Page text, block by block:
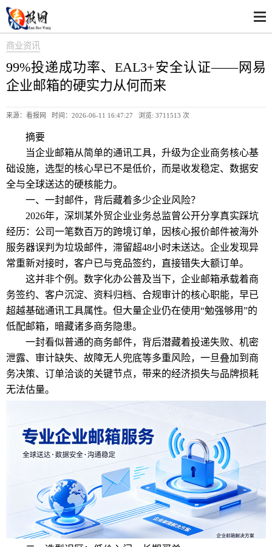
商业资讯
99%投递成功率、EAL3+安全认证——网易
企业邮箱的硬实力从何而来
来源：看报网 时间：2026-06-11 16:47:27 浏览: 3711513 次
摘要
当企业邮箱从简单的通讯工具，升级为企业商务核心基
础设施，选型的核心早已不是低价，而是收发稳定、数据安
全与全球送达的硬核能力。
一、一封邮件，背后藏着多少企业风险？
2026年，深圳某外贸企业业务总监曾公开分享真实踩坑
经历：公司一笔数百万的跨境订单，因核心报价邮件被海外
服务器误判为垃圾邮件，滞留超48小时未送达。企业发现异
常重新对接时，客户已与竞品签约，直接错失大额订单。
这并非个例。数字化办公普及当下，企业邮箱承载着商
务签约、客户沉淀、资料归档、合规审计的核心职能，早已
超越基础通讯工具属性。但大量企业仍在使用“勉强够用”的
低配邮箱，暗藏诸多商务隐患。
一封看似普通的商务邮件，背后潜藏着投递失败、机密
泄露、审计缺失、故障无人兜底等多重风险，一旦叠加到商
务决策、订单洽谈的关键节点，带来的经济损失与品牌损耗
无法估量。